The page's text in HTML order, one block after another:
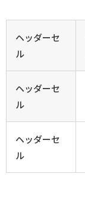
ヘッダーセ
ル
ヘッダーセ
ル
ヘッダーセ
ル